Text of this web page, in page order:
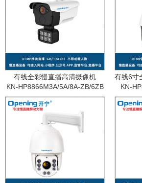
有线全彩慢直播高清摄像机
KN-HP8866M3A/5A/8A-ZB/6ZB
有线6寸
KN-